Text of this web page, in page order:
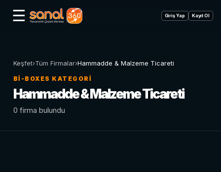
☰ Giriş Yap Kayıt Ol
Keşfet›Tüm Firmalar›Hammadde & Malzeme Ticareti
BI-BOXES KATEGORI
Hammadde & Malzeme Ticareti
0 firma bulundu